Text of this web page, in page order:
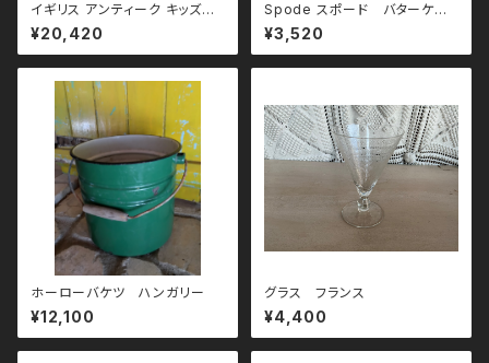
イギリス アンティーク キッズチ
ェア
¥20,420
Spode スポード バターケー
ス
¥3,520
ホーローバケツ ハンガリー
¥12,100
グラス フランス
¥4,400